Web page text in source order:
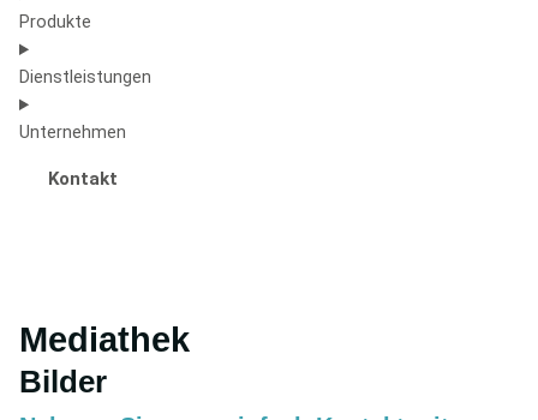
Produkte
Dienstleistungen
Unternehmen
Kontakt
Mediathek
Bilder